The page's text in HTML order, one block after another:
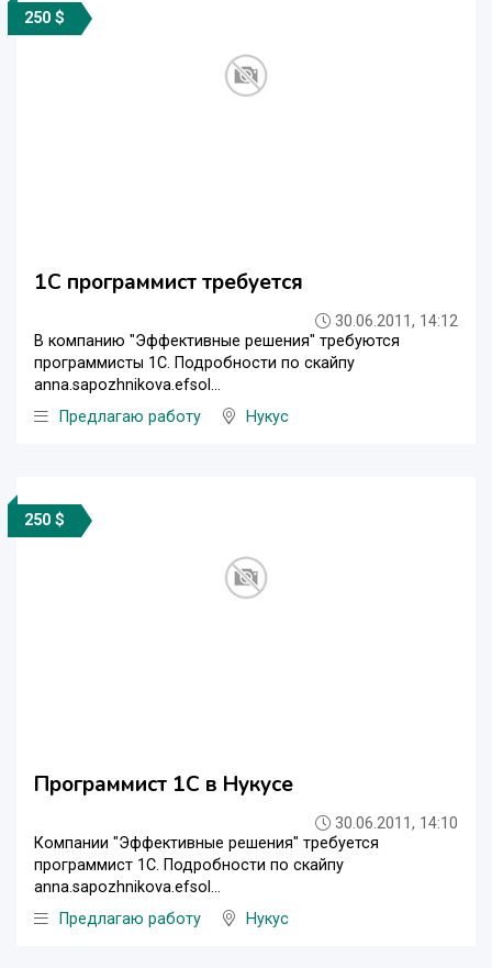
250 $
1С программист требуется
30.06.2011, 14:12
В компанию "Эффективные решения" требуются
программисты 1С. Подробности по скайпу
anna.sapozhnikova.efsol...
Предлагаю работу
Нукус
250 $
Программист 1С в Нукусе
30.06.2011, 14:10
Компании "Эффективные решения" требуется
программист 1С. Подробности по скайпу
anna.sapozhnikova.efsol...
Предлагаю работу
Нукус